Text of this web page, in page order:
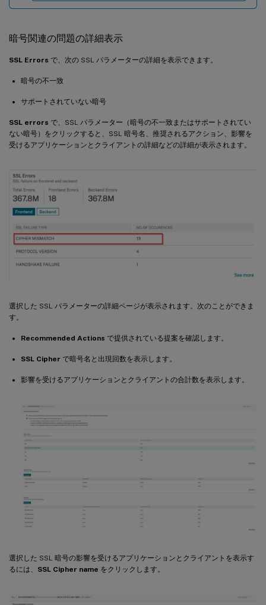
暗号関連の問題の詳細表示
SSL Errors で、次の SSL パラメーターの詳細を表示できます。
暗号の不一致
サポートされていない暗号
SSL errors で、SSL パラメーター（暗号の不一致またはサポートされてい
ない暗号）をクリックすると、SSL 暗号名、推奨されるアクション、影響を
受けるアプリケーションとクライアントの詳細などの詳細が表示されます。
選択した SSL パラメーターの詳細ページが表示されます。次のことができま
す。
Recommended Actions で提供されている提案を確認します。
SSL Cipher で暗号名と出現回数を表示します。
影響を受けるアプリケーションとクライアントの合計数を表示します。
選択した SSL 暗号の影響を受けるアプリケーションとクライアントを表示す
るには、 SSL Cipher name をクリックします。